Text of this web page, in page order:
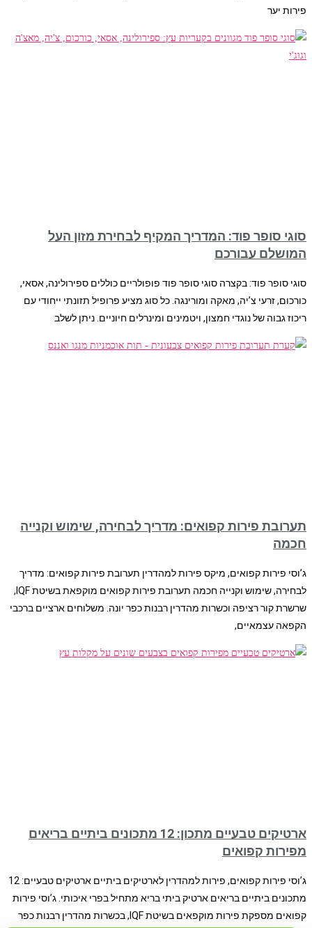
פירות יער
סוגי סופר פוד: המדריך המקיף לבחירת מזון העל
המושלם עבורכם
סוגי סופר פוד: בקצרה סוגי סופר פוד פופולריים כוללים ספירולינה, אסאי,
כורכום, זרעי צ’יה, מאקה ומורינגה. כל סוג מציע פרופיל תזונתי ייחודי עם
ריכוז גבוה של נוגדי חמצון, ויטמינים ומינרלים חיוניים. ניתן לשלב
תערובת פירות קפואים: מדריך לבחירה, שימוש וקנייה
חכמה
ג’וסי פירות קפואים, מיקס פירות למהדרין תערובת פירות קפואים: מדריך
לבחירה, שימוש וקנייה חכמה תערובת פירות קפואים מוקפאת בשיטת IQF,
שרשרת קור רציפה וכשרות מהדרין רבנות כפר יונה. משלוחים ארציים ברכבי
הקפאה עצמאיים,
ארטיקים טבעיים מתכון: 12 מתכונים ביתיים בריאים
מפירות קפואים
ג’וסי פירות קפואים, פירות למהדרין לארטיקים ביתיים ארטיקים טבעיים: 12
מתכונים ביתיים בריאים ארטיק ביתי בריא מתחיל בפרי איכותי. ג’וסי פירות
קפואים מספקת פירות מוקפאים בשיטת IQF, בכשרות מהדרין רבנות כפר